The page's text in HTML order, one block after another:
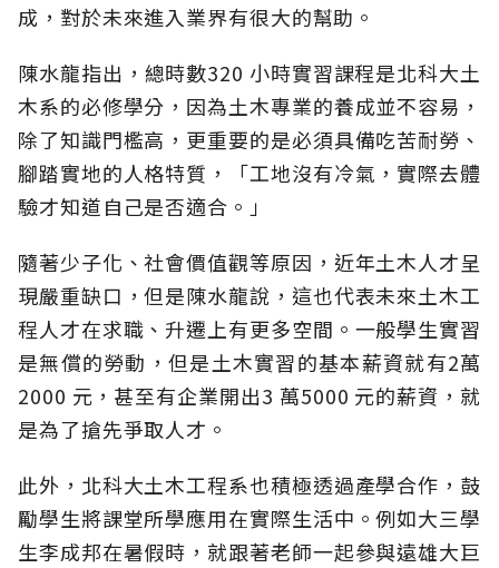
成，對於未來進入業界有很大的幫助。
陳水龍指出，總時數320 小時實習課程是北科大土
木系的必修學分，因為土木專業的養成並不容易，
除了知識門檻高，更重要的是必須具備吃苦耐勞、
腳踏實地的人格特質，「工地沒有冷氣，實際去體
驗才知道自己是否適合。」
隨著少子化、社會價值觀等原因，近年土木人才呈
現嚴重缺口，但是陳水龍說，這也代表未來土木工
程人才在求職、升遷上有更多空間。一般學生實習
是無償的勞動，但是土木實習的基本薪資就有2萬
2000 元，甚至有企業開出3 萬5000 元的薪資，就
是為了搶先爭取人才。
此外，北科大土木工程系也積極透過產學合作，鼓
勵學生將課堂所學應用在實際生活中。例如大三學
生李成邦在暑假時，就跟著老師一起參與遠雄大巨